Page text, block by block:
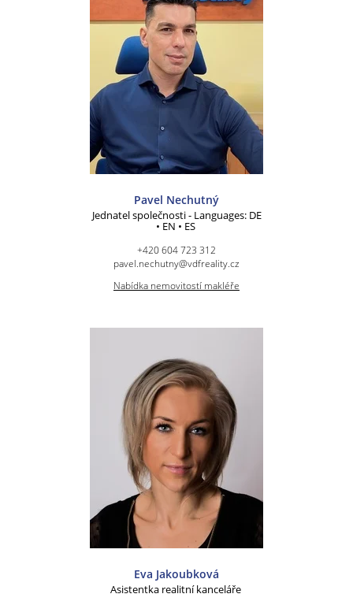
Pavel Nechutný
Jednatel společnosti - Languages: DE
• EN • ES
+420 604 723 312
pavel.nechutny@vdfreality.cz
Nabídka nemovitostí makléře
Eva Jakoubková
Asistentka realitní kanceláře